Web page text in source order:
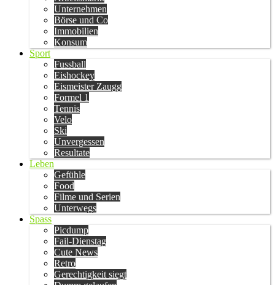
Unternehmen
Börse und Co
Immobilien
Konsum
Sport
Fussball
Eishockey
Eismeister Zaugg
Formel 1
Tennis
Velo
Ski
Unvergessen
Resultate
Leben
Gefühle
Food
Filme und Serien
Unterwegs
Spass
Picdump
Fail-Dienstag
Cute News
Retro
Gerechtigkeit siegt